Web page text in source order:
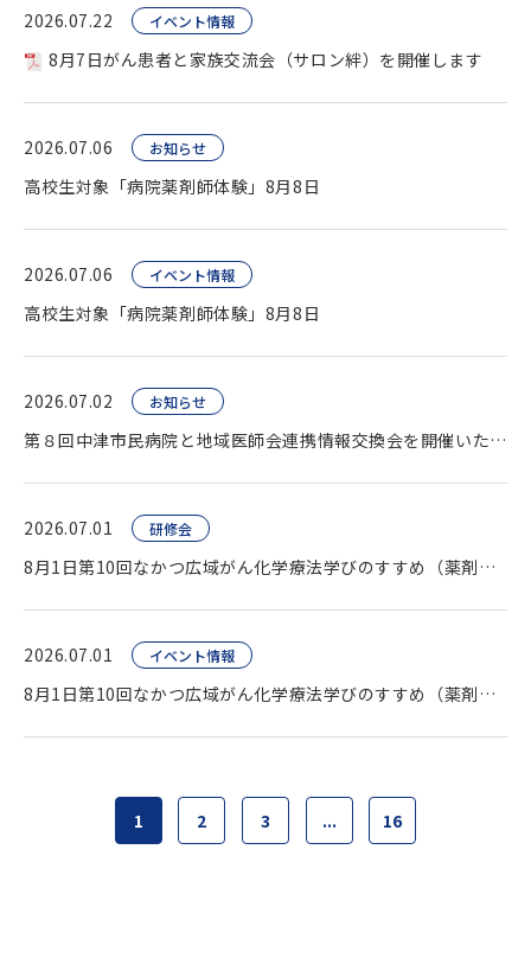
2026.07.22 イベント情報
8月7日がん患者と家族交流会（サロン絆）を開催します
2026.07.06 お知らせ
高校生対象「病院薬剤師体験」8月8日
2026.07.06 イベント情報
高校生対象「病院薬剤師体験」8月8日
2026.07.02 お知らせ
第８回中津市民病院と地域医師会連携情報交換会を開催いたしました。
2026.07.01 研修会
8月1日第10回なかつ広域がん化学療法学びのすすめ（薬剤師向け研修会）開催します。
2026.07.01 イベント情報
8月1日第10回なかつ広域がん化学療法学びのすすめ（薬剤師向け研修会）開催します。
1 2 3 ... 16